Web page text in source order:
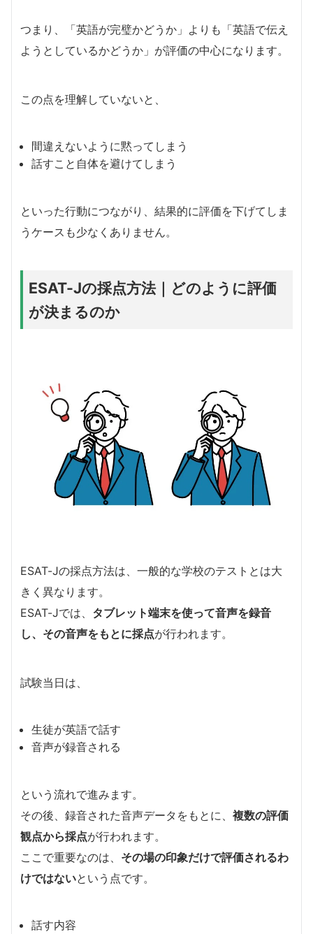
つまり、「英語が完璧かどうか」よりも「英語で伝え
ようとしているかどうか」が評価の中心になります。
この点を理解していないと、
間違えないように黙ってしまう
話すこと自体を避けてしまう
といった行動につながり、結果的に評価を下げてしま
うケースも少なくありません。
ESAT-Jの採点方法｜どのように評価
が決まるのか
ESAT-Jの採点方法は、一般的な学校のテストとは大
きく異なります。
ESAT-Jでは、 タブレット端末を使って音声を録音
し、その音声をもとに採点が行われます。
試験当日は、
生徒が英語で話す
音声が録音される
という流れで進みます。
その後、録音された音声データをもとに、 複数の評価
観点から採点が行われます。
ここで重要なのは、 その場の印象だけで評価されるわ
けではないという点です。
話す内容